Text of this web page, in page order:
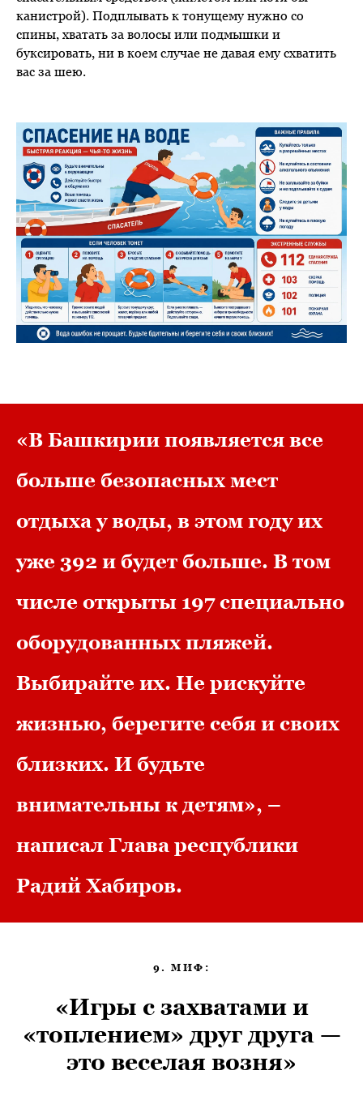
канистрой). Подплывать к тонущему нужно со
спины, хватать за волосы или подмышки и
буксировать, ни в коем случае не давая ему схватить
вас за шею.
«В Башкирии появляется все
больше безопасных мест
отдыха у воды, в этом году их
уже 392 и будет больше. В том
числе открыты 197 специально
оборудованных пляжей.
Выбирайте их. Не рискуйте
жизнью, берегите себя и своих
близких. И будьте
внимательны к детям», –
написал Глава республики
Радий Хабиров.
9. МИФ:
«Игры с захватами и
«топлением» друг друга —
это веселая возня»